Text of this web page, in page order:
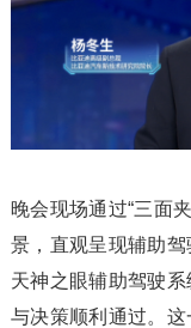
晚会现场通过“三面
景，直观呈现辅助
天神之眼辅助驾驶
与决策顺利通过。